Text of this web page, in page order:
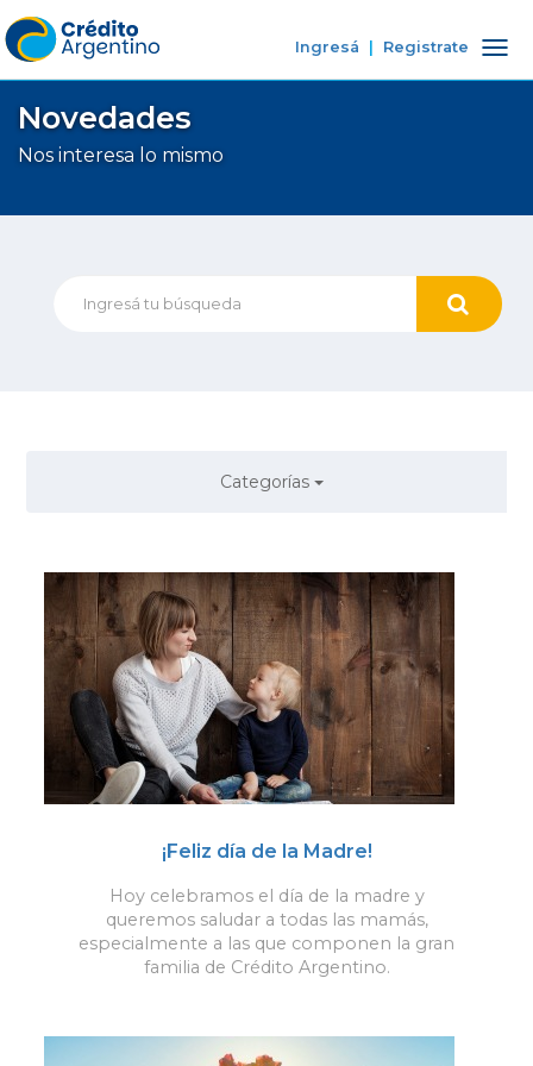
Ingresá Registrate
Novedades
Nos interesa lo mismo
Categorías
¡Feliz día de la Madre!
Hoy celebramos el día de la madre y
queremos saludar a todas las mamás,
especialmente a las que componen la gran
familia de Crédito Argentino.